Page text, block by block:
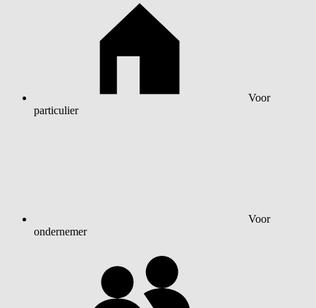
Voor
particulier
Voor
ondernemer